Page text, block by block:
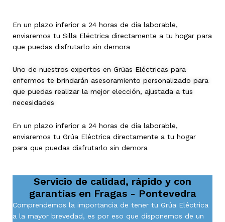
En un plazo inferior a 24 horas de día laborable,
enviaremos tu Silla Eléctrica directamente a tu hogar para
que puedas disfrutarlo sin demora
Uno de nuestros expertos en Grúas Eléctricas para
enfermos te brindarán asesoramiento personalizado para
que puedas realizar la mejor elección, ajustada a tus
necesidades
En un plazo inferior a 24 horas de día laborable,
enviaremos tu Grúa Eléctrica directamente a tu hogar
para que puedas disfrutarlo sin demora
Servicio de calidad, rápido y con
garantías en Fragas - Pontevedra
Comprendemos la importancia de tener tu Grúa Eléctrica
a la mayor brevedad, es por eso que disponemos de un